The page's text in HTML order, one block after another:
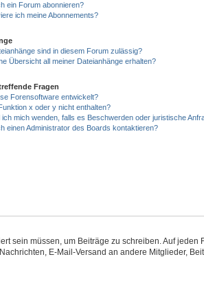
ein Forum abonnieren?
ich meine Abonnements?
sind in diesem Forum zulässig?
Übersicht all meiner Dateianhänge erhalten?
Fragen
Forensoftware entwickelt?
x oder y nicht enthalten?
ich mich wenden, falls es Beschwerden oder juristische
einen Administrator des Boards kontaktieren?
sein müssen, um Beiträge zu schreiben. Auf jeden
E-Mail-Versand an andere Mitglieder,